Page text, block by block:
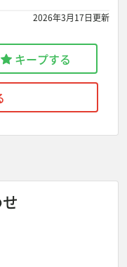
2026年3月17日更新
キープする